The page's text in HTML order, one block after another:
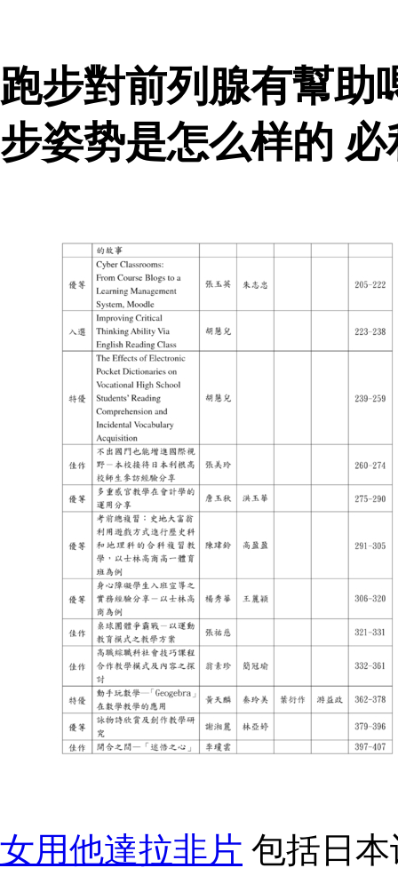
跑步對前列腺有幫助
步姿势是怎么样的
女用他達拉非片 包括日